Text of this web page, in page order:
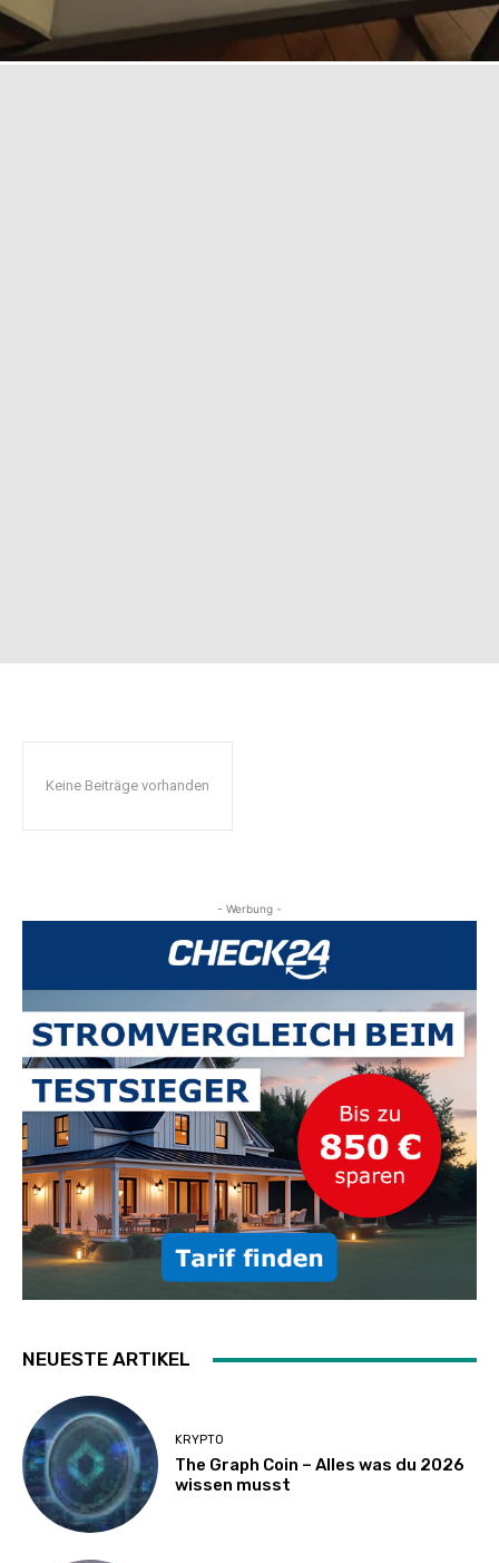
Keine Beiträge vorhanden
- Werbung -
NEUESTE ARTIKEL
KRYPTO
The Graph Coin – Alles was du 2026
wissen musst